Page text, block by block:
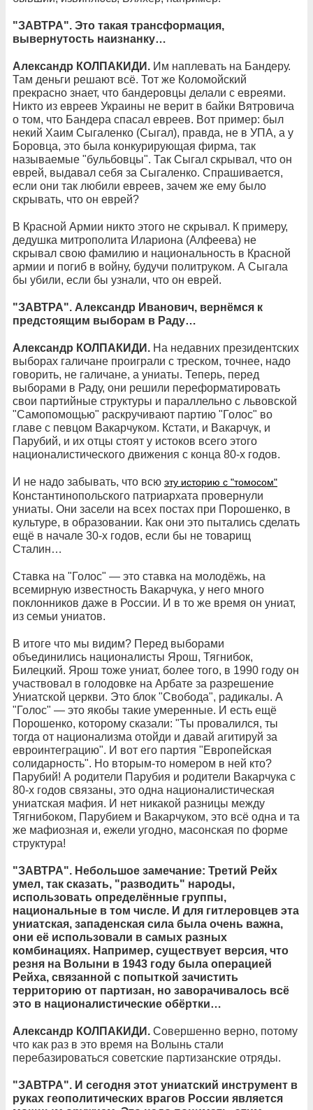
"ЗАВТРА". Это такая трансформация,
вывернутость наизнанку…
Александр КОЛПАКИДИ. Им наплевать на Бандеру.
Там деньги решают всё. Тот же Коломойский
прекрасно знает, что бандеровцы делали с евреями.
Никто из евреев Украины не верит в байки Вятровича
о том, что Бандера спасал евреев. Вот пример: был
некий Хаим Сыгаленко (Сыгал), правда, не в УПА, а у
Боровца, это была конкурирующая фирма, так
называемые "бульбовцы". Так Сыгал скрывал, что он
еврей, выдавал себя за Сыгаленко. Спрашивается,
если они так любили евреев, зачем же ему было
скрывать, что он еврей?
В Красной Армии никто этого не скрывал. К примеру,
дедушка митрополита Илариона (Алфеева) не
скрывал свою фамилию и национальность в Красной
армии и погиб в войну, будучи политруком. А Сыгала
бы убили, если бы узнали, что он еврей.
"ЗАВТРА". Александр Иванович, вернёмся к
предстоящим выборам в Раду…
Александр КОЛПАКИДИ. На недавних президентских
выборах галичане проиграли с треском, точнее, надо
говорить, не галичане, а униаты. Теперь, перед
выборами в Раду, они решили переформатировать
свои партийные структуры и параллельно с львовской
"Самопомощью" раскручивают партию "Голос" во
главе с певцом Вакарчуком. Кстати, и Вакарчук, и
Парубий, и их отцы стоят у истоков всего этого
националистического движения с конца 80-х годов.
И не надо забывать, что всю эту историю с "томосом"
Константинопольского патриархата провернули
униаты. Они засели на всех постах при Порошенко, в
культуре, в образовании. Как они это пытались сделать
ещё в начале 30-х годов, если бы не товарищ
Сталин…
Ставка на "Голос" — это ставка на молодёжь, на
всемирную известность Вакарчука, у него много
поклонников даже в России. И в то же время он униат,
из семьи униатов.
В итоге что мы видим? Перед выборами
объединились националисты Ярош, Тягнибок,
Билецкий. Ярош тоже униат, более того, в 1990 году он
участвовал в голодовке на Арбате за разрешение
Униатской церкви. Это блок "Свобода", радикалы. А
"Голос" — это якобы такие умеренные. И есть ещё
Порошенко, которому сказали: "Ты провалился, ты
тогда от национализма отойди и давай агитируй за
евроинтеграцию". И вот его партия "Европейская
солидарность". Но вторым-то номером в ней кто?
Парубий! А родители Парубия и родители Вакарчука с
80-х годов связаны, это одна националистическая
униатская мафия. И нет никакой разницы между
Тягнибоком, Парубием и Вакарчуком, это всё одна и та
же мафиозная и, ежели угодно, масонская по форме
структура!
"ЗАВТРА". Небольшое замечание: Третий Рейх
умел, так сказать, "разводить" народы,
использовать определённые группы,
национальные в том числе. И для гитлеровцев эта
униатская, западенская сила была очень важна,
они её использовали в самых разных
комбинациях. Например, существует версия, что
резня на Волыни в 1943 году была операцией
Рейха, связанной с попыткой зачистить
территорию от партизан, но заворачивалось всё
это в националистические обёртки…
Александр КОЛПАКИДИ. Совершенно верно, потому
что как раз в это время на Волынь стали
перебазироваться советские партизанские отряды.
"ЗАВТРА". И сегодня этот униатский инструмент в
руках геополитических врагов России является